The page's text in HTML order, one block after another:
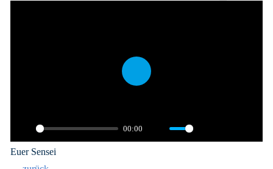
Play
00:00
Mute Settings
PIP
Enter
Play
Euer Sensei